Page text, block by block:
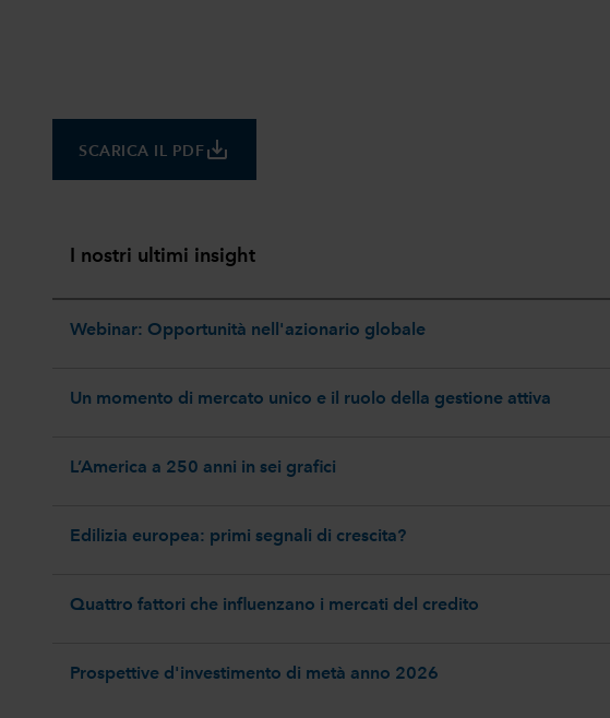
SCARICA IL PDF save_alt
I nostri ultimi insight
Webinar: Opportunità nell'azionario globale
Un momento di mercato unico e il ruolo della gestione attiva
L’America a 250 anni in sei grafici
Edilizia europea: primi segnali di crescita?
Quattro fattori che influenzano i mercati del credito
Prospettive d'investimento di metà anno 2026